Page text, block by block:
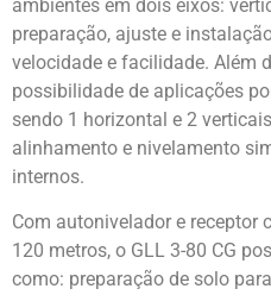
ambientes em dois eixos:
preparação, ajuste e
velocidade e facilidade. Além
possibilidade de aplicações
sendo 1 horizontal e 2
alinhamento e nivelamento
internos.
Com autonivelador e receptor
120 metros, o GLL 3-80 CG
como: preparação de solo